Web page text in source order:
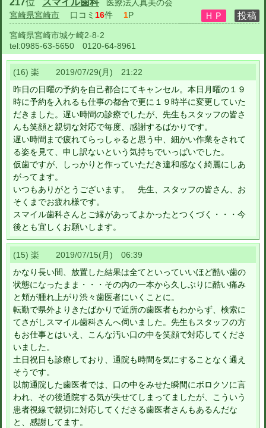
217位 スマイル歯科
医療法人真美の会
宮崎県宮崎市 口コミ 16件 1P
宮崎県宮崎市城ケ崎2-8-2
tel:0985-63-5650 0120-64-8961
(16) 楽 2019/07/29(月) 21:22
昨日の日曜の予約を自己都合にてキャンセル。本日月曜の１９
時に予約を入れるも仕事の都合で更に１９時半に変更していた
だきました。遅い時間の診療でしたが、先生もスタッフの皆さ
んも笑顔と親切な対応で毎度、感謝するばかりです。
遅い時間まで疲れてらっしゃると思う中、細かい作業をされて
る姿を見て、申し訳ないという気持ちでいっぱいでした。
仮歯ですが、しっかりと作っていただき違和感なく綺麗にしあ
がってます。
いつもありがとうございます。 先生、スタッフの皆さん、お
そくまでお疲れ様です。
スマイル歯科さんとご縁があってよかったとつくづく・・・今
後とも宜しくお願いします。
(15) 楽 2019/07/15(月) 06:39
かなり長い間、放置した結果は全てといっていいほど酷い歯の
状態になったまま・・・その内の一本から久しぶりに酷い痛み
と頬が腫れ上がり渋々歯医者にいくことに。
転勤で県外よりきたばかりで近所の歯医者もわからず、検索に
てさがしスマイル歯科さんへ伺いました。先生もスタッフの方
もお仕事とはいえ、こんな汚い口の中を笑顔で対応してくださ
いました。
土日祝日も診療しており、通院も時間を気にすることなく通え
そうです。
以前通院した歯医者では、口の中をみせた瞬間にボロクソに言
われ、その後通院する気が失せてしまってましたが、こういう
患者視線で親切に対応してくださる歯医者さんもあるんだな
と、感謝してます。